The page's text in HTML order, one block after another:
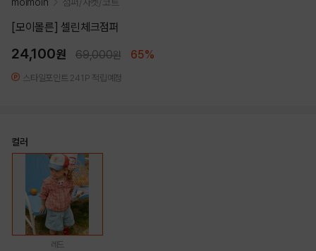
[모이몰른] 셀린체크점퍼
24,100원 69,000원 65%
스타일포인트 241P 적립예정
컬러
레드